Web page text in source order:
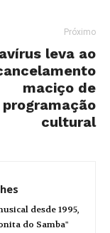
Próximo
leva ao
maciço de
programação
cultural
desde 1995,
do Samba"